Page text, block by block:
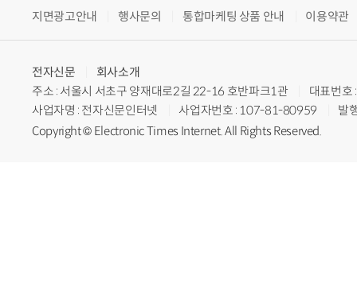
지면광고안내 행사문의 통합마케팅 상품 안내 이용약관
전자신문
회사소개
주소 : 서울시 서초구 양재대로2길 22-16 호반파크1관
대표번
사업자명 : 전자신문인터넷
사업자번호 : 107-81-80959
발
Copyright © Electronic Times Internet. All Rights Reserved.